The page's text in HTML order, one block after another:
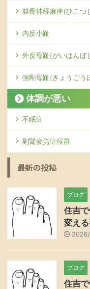
腓骨神経麻痺(ひこつ
内反小趾
外反母趾(がいはんぼ
強剛母趾(きょうごう
体調が悪い
不眠症
副腎疲労症候群
最新の投稿
ブログ
住吉
変え
ブログ
住吉